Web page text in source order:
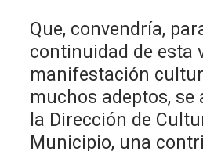
Que, convendría,
continuidad de esta
manifestación
muchos adeptos, se
la Dirección de
Municipio, una